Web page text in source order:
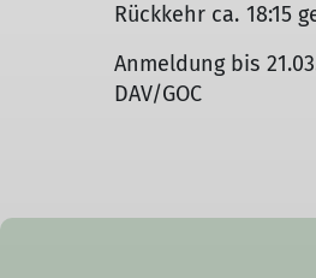
Rückkehr ca. 18:15
Anmeldung bis
DAV/GOC